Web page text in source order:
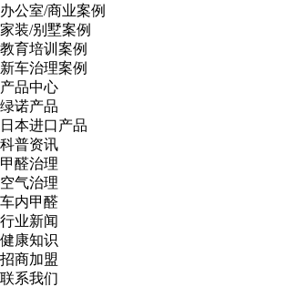
办公室/商业案例
家装/别墅案例
教育培训案例
新车治理案例
产品中心
绿诺产品
日本进口产品
科普资讯
甲醛治理
空气治理
车内甲醛
行业新闻
健康知识
招商加盟
联系我们